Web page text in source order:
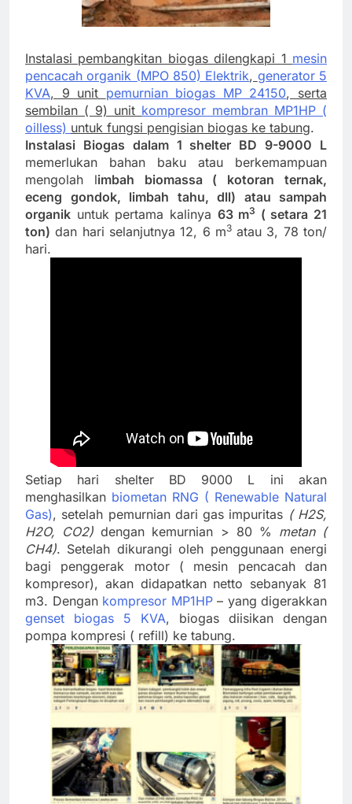
Instalasi pembangkitan biogas dilengkapi 1 mesin
pencacah organik (MPO 850) Elektrik, generator 5
KVA, 9 unit pemurnian biogas MP 24150, serta
sembilan ( 9) unit kompresor membran MP1HP (
oilless) untuk fungsi pengisian biogas ke tabung.
Instalasi Biogas dalam 1 shelter BD 9-9000 L
memerlukan bahan baku atau berkemampuan
mengolah limbah biomassa ( kotoran ternak,
eceng gondok, limbah tahu, dll) atau sampah
organik untuk pertama kalinya 63 m3 ( setara 21
ton) dan hari selanjutnya 12, 6 m3atau 3, 78 ton/
hari.
Setiap hari shelter BD 9000 L ini akan
menghasilkan biometan RNG ( Renewable Natural
Gas), setelah pemurnian dari gas impuritas ( H2S,
H2O, CO2) dengan kemurnian > 80 % metan (
CH4). Setelah dikurangi oleh penggunaan energi
bagi penggerak motor ( mesin pencacah dan
kompresor), akan didapatkan netto sebanyak 81
m3. Dengan kompresor MP1HP– yang digerakkan
genset biogas 5 KVA, biogas diisikan dengan
pompa kompresi ( refill) ke tabung.